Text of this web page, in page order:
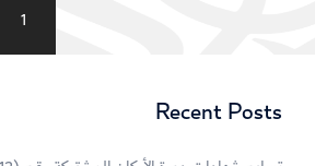
1
Recent Posts